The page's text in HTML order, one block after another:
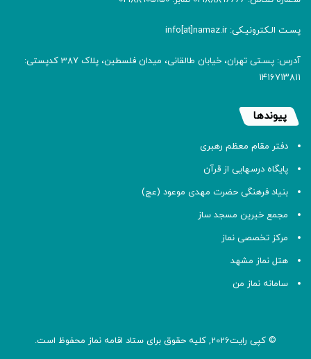
پسـت الـکترونیـکی: info[at]namaz.ir
آدرس: پسـتی تهران، خیابان طالقانی، میدان فلسطین، پلاک 387 کدپستی:
۱۴۱۶۷۱۳۸۱۱
پیوندها
دفتر مقام معظم رهبری
پایگاه درسهایی از قرآن
بنیاد فرهنگی حضرت مهدی موعود (عج)
مجمع خیرین مسجد ساز
مرکز تخصصی نماز
هتل نماز مشهد
سامانه نماز من
© کپی رایت2026, کلیه حقوق برای ستاد اقامه نماز محفوظ است.